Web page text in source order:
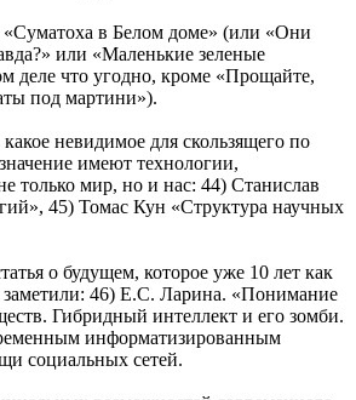
в Белом доме» (или «Они
или «Маленькие зеленые
деле что угодно, кроме «Прощайте,
под мартини»).
невидимое для скользящего по
имеют технологии,
только мир, но и нас: 44) Станислав
45) Томас Кун «Структура научных
о будущем, которое уже 10 лет как
46) Е.С. Ларина. «Понимание
Гибридный интеллект и его зомби.
информатизированным
социальных сетей.